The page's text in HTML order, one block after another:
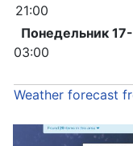
21:00
Понедельник
03:00
Weather forecast